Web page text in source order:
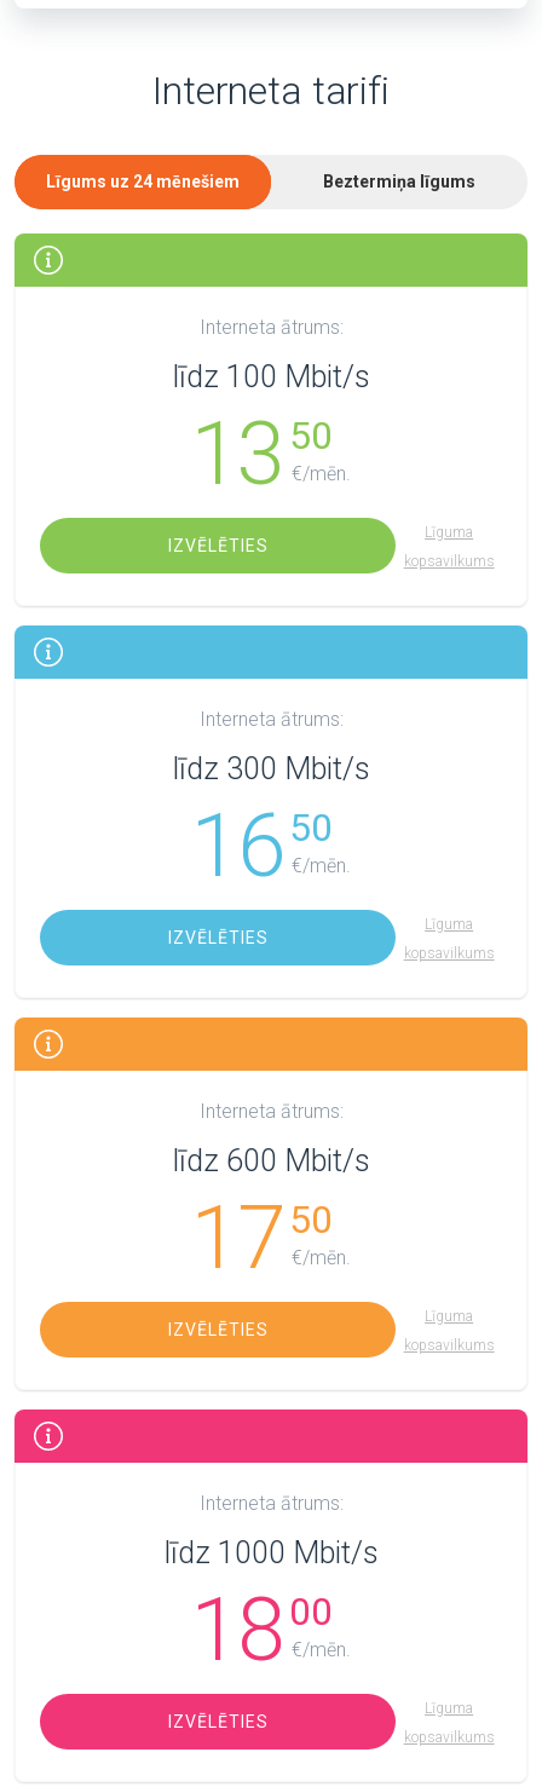
Interneta tarifi
Līgums uz 24 mēnešiem Beztermiņa līgums
Interneta ātrums:
līdz 100 Mbit/s
13 50
€/mēn.
IZVĒLĒTIES
Līguma
kopsavilkums
Interneta ātrums:
līdz 300 Mbit/s
16 50
€/mēn.
IZVĒLĒTIES
Līguma
kopsavilkums
Interneta ātrums:
līdz 600 Mbit/s
17 50
€/mēn.
IZVĒLĒTIES
Līguma
kopsavilkums
Interneta ātrums:
līdz 1000 Mbit/s
18 00
€/mēn.
IZVĒLĒTIES
Līguma
kopsavilkums